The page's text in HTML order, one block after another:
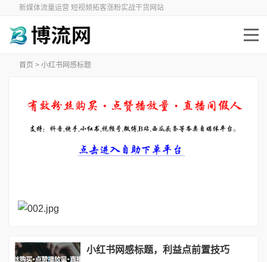
新媒体流量运营 短视频拓客涨粉实战干货网站
首页 > 小红书网感标题
小红书网感标题，利益点前置技巧